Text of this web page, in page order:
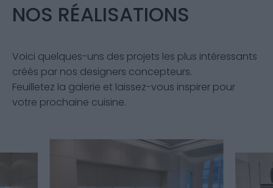
NOS RÉALISATIONS
Voici quelques-uns des projets les plus intéressants
créés par nos designers concepteurs.
Feuilletez la galerie et laissez-vous inspirer pour
votre prochaine cuisine.